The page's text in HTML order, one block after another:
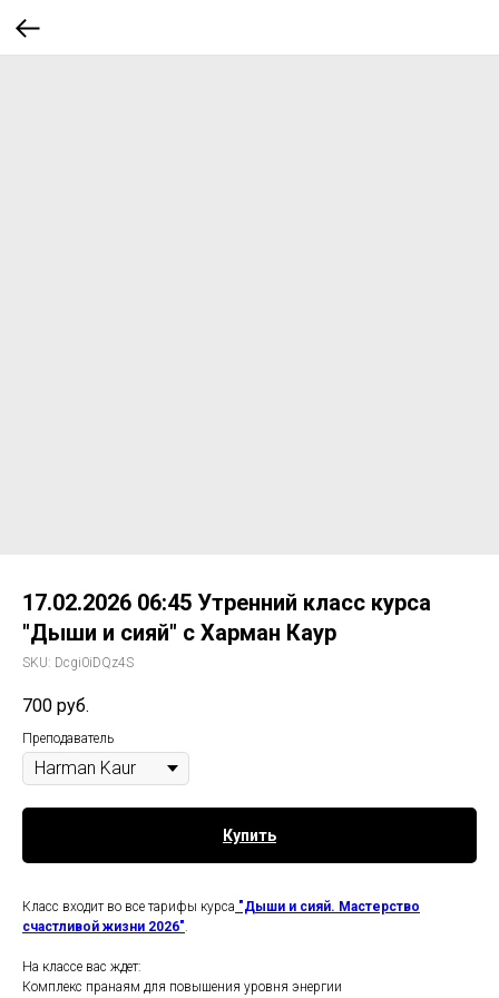
17.02.2026 06:45 Утренний класс курса
"Дыши и сияй" с Харман Каур
SKU: Dcgi0iDQz4S
700 руб.
Преподаватель
Купить
Класс входит во все тарифы курса "Дыши и сияй. Мастерство
счастливой жизни 2026".
На классе вас ждет:
Комплекс пранаям для повышения уровня энергии